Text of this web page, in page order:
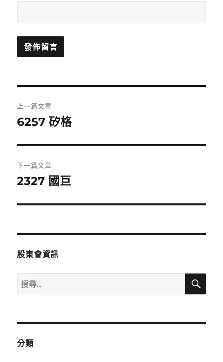
章
覽
上一篇文章
上
篇
文
章:
6257 矽格
下一篇文章
下
篇
章:
2327 國巨
股東會資訊
搜
尋
鍵
搜
分類